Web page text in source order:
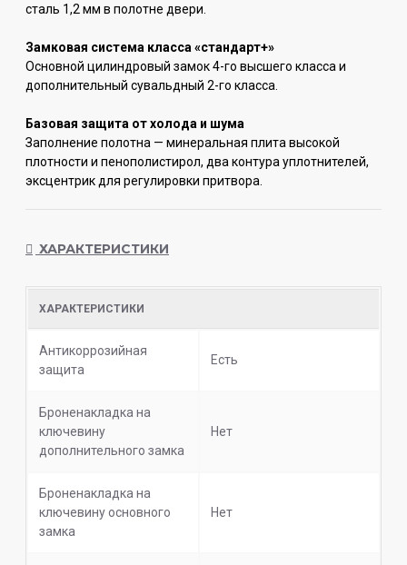
сталь 1,2 мм в полотне двери.
Замковая система класса «стандарт+»
Основной цилиндровый замок 4-го высшего класса и
дополнительный сувальдный 2-го класса.
Базовая защита от холода и шума
Заполнение полотна — минеральная плита высокой
плотности и пенополистирол, два контура уплотнителей,
эксцентрик для регулировки притвора.
ХАРАКТЕРИСТИКИ
ХАРАКТЕРИСТИКИ
Антикоррозийная
защита
Есть
Броненакладка на
ключевину
дополнительного замка
Нет
Броненакладка на
ключевину основного
замка
Нет